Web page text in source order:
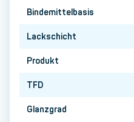
Bindemittelbasis
Lackschicht
Produkt
TFD
Glanzgrad